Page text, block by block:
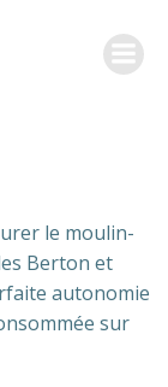
le moulin-
Berton et
autonomie
sur